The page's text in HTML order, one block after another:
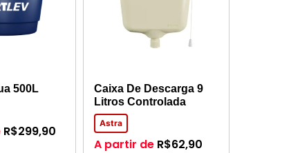
500L
R$299,90
Caixa De Descarga 9
Litros Controlada
Astra
A partir de R$62,90